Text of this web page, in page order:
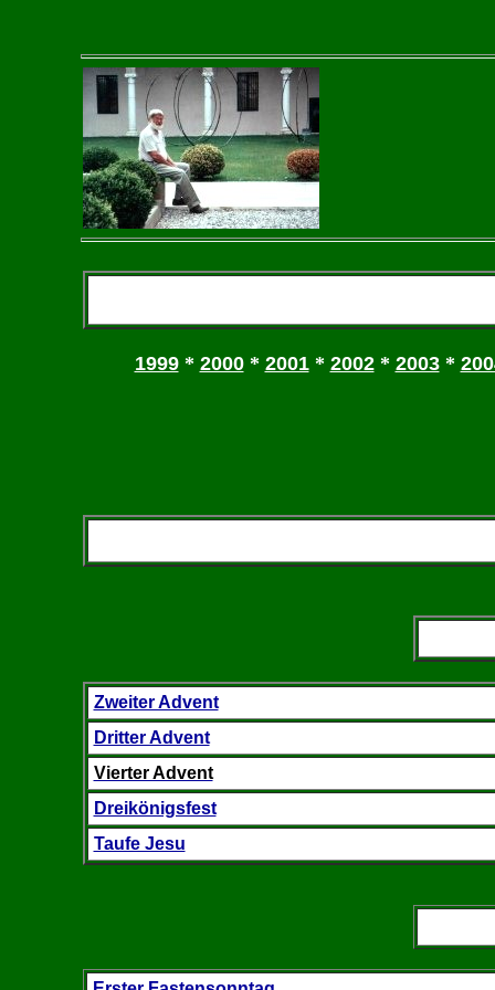
1999* 2000* 2001* 2002* 2003*
Zweiter Advent
Dritter Advent
Vierter Advent
Dreikönigsfest
Taufe Jesu